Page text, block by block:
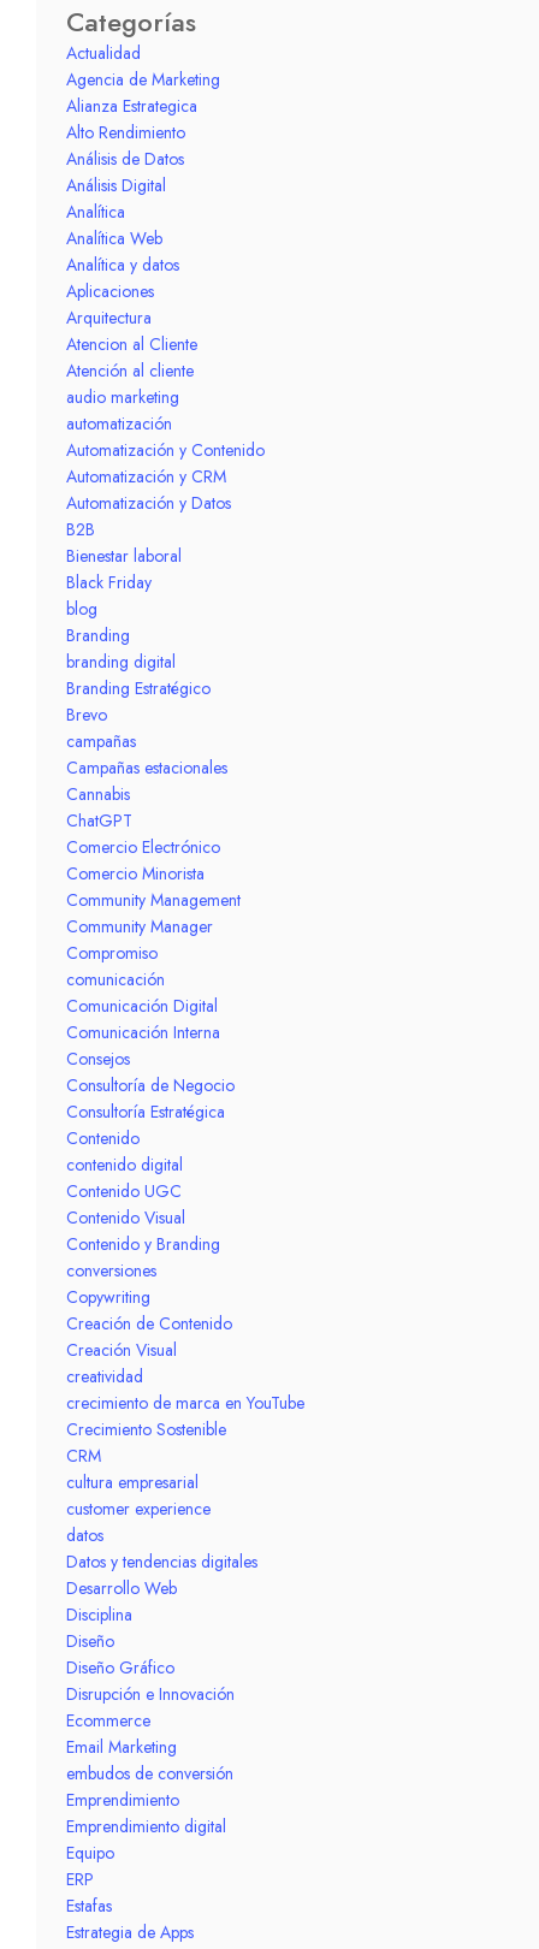
Categorías
Actualidad
Agencia de Marketing
Alianza Estrategica
Alto Rendimiento
Análisis de Datos
Análisis Digital
Analítica
Analítica Web
Analítica y datos
Aplicaciones
Arquitectura
Atencion al Cliente
Atención al cliente
audio marketing
automatización
Automatización y Contenido
Automatización y CRM
Automatización y Datos
B2B
Bienestar laboral
Black Friday
blog
Branding
branding digital
Branding Estratégico
Brevo
campañas
Campañas estacionales
Cannabis
ChatGPT
Comercio Electrónico
Comercio Minorista
Community Management
Community Manager
Compromiso
comunicación
Comunicación Digital
Comunicación Interna
Consejos
Consultoría de Negocio
Consultoría Estratégica
Contenido
contenido digital
Contenido UGC
Contenido Visual
Contenido y Branding
conversiones
Copywriting
Creación de Contenido
Creación Visual
creatividad
crecimiento de marca en YouTube
Crecimiento Sostenible
CRM
cultura empresarial
customer experience
datos
Datos y tendencias digitales
Desarrollo Web
Disciplina
Diseño
Diseño Gráfico
Disrupción e Innovación
Ecommerce
Email Marketing
embudos de conversión
Emprendimiento
Emprendimiento digital
Equipo
ERP
Estafas
Estrategia de Apps